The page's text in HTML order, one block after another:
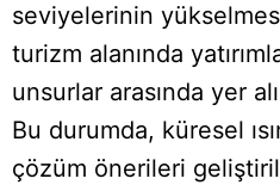
seviyelerinin
turizm alanında
unsurlar arasında yer
Bu durumda, küresel
çözüm önerileri